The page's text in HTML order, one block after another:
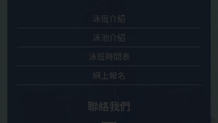
泳班介紹
泳池介紹
泳班時間表
網上報名
聯絡我們